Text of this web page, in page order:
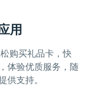
用
购买礼品卡，快
体验优质服务，随
供支持。